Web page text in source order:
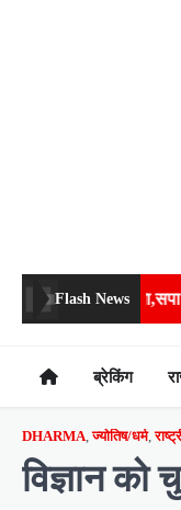
Flash News
आमने-सामने
ब्रेकिंग
DHARMA,ज्योतिष/धर्म,
विज्ञान को